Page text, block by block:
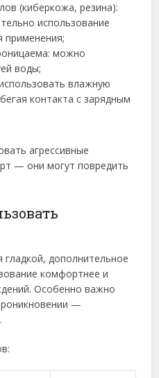
(киберкожа, резина):
использование
применения;
можно
воды;
влажную
контакта с зарядным
агрессивные
— они могут повредить
дополнительное
комфортнее и
Особенно важно
—